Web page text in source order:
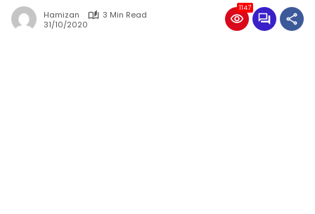
Hamizan
3 Min Read
31/10/2020
1147